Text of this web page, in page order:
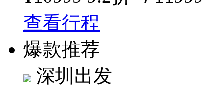
查看行程
爆款推荐
深圳出发